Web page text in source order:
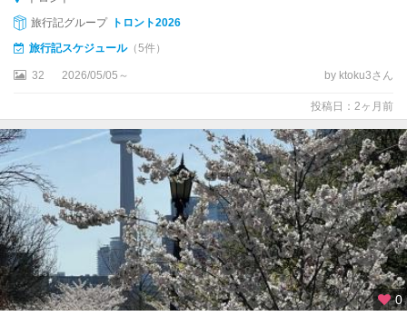
★
バ
ク
バ
ー
★
バ
ン
フ
★
ビ
ク
旅行記グループ
トロント2026
旅行記スケジュール（5件）
32 2026/05/05～ by ktoku3さん
投稿日：2ヶ月前
0